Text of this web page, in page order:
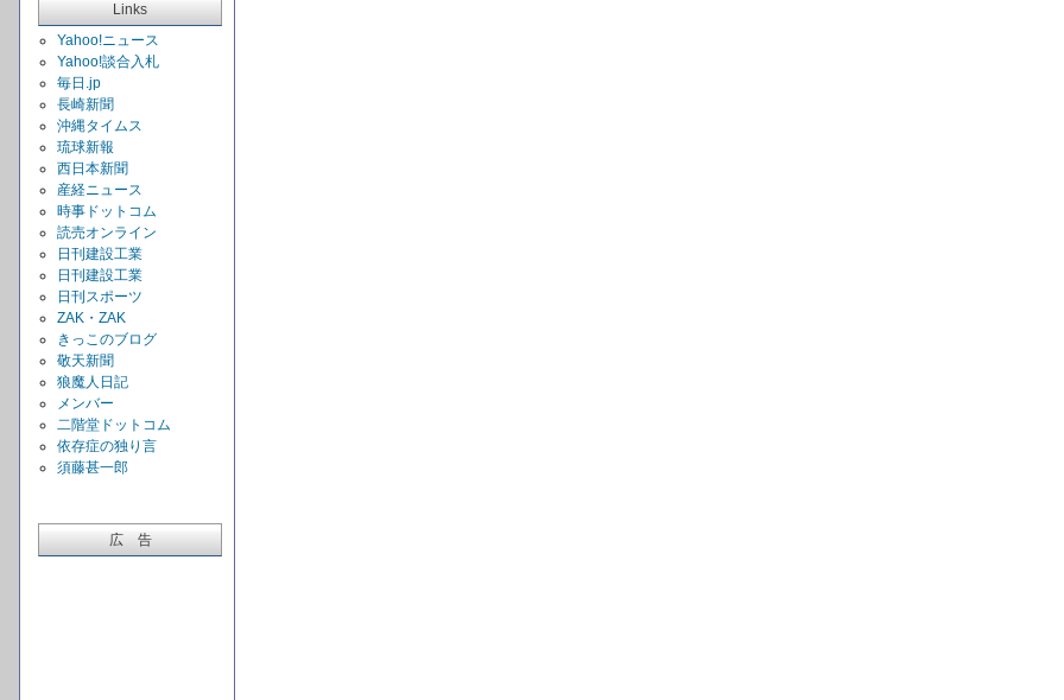
Links
Yahoo!ニュース
Yahoo!談合入札
毎日.jp
長崎新聞
沖縄タイムス
琉球新報
西日本新聞
産経ニュース
時事ドットコム
読売オンライン
日刊建設工業
日刊建設工業
日刊スポーツ
ZAK・ZAK
きっこのブログ
敬天新聞
狼魔人日記
メンバー
二階堂ドットコム
依存症の独り言
須藤甚一郎
広 告